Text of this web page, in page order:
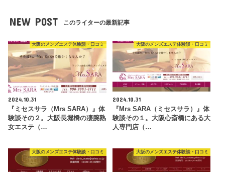
NEW POST このライターの最新記事
大阪のメンズエステ体験談・口コミ
2024.10.31
『ミセスサラ（Mrs SARA）』体
験談その２。大阪長堀橋の凄腕熟
女エステ（…
大阪のメンズエステ体験談・口コミ
2024.10.31
『Mrs SARA（ミセスサラ）』体
験談その１。大阪心斎橋にある大
人専門店（…
大阪のメンズエステ体験談・口コミ 大阪のメンズエステ体験談・口コミ